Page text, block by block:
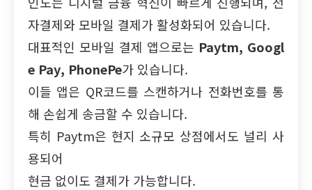
자결제와 모바일 결제가 활성화되어 있습니다.
대표적인 모바일 결제 앱으로는 Paytm, Googl
e Pay, PhonePe가 있습니다.
이들 앱은 QR코드를 스캔하거나 전화번호를 통
해 손쉽게 송금할 수 있습니다.
특히 Paytm은 현지 소규모 상점에서도 널리 사
용되어
현금 없이도 결제가 가능합니다.